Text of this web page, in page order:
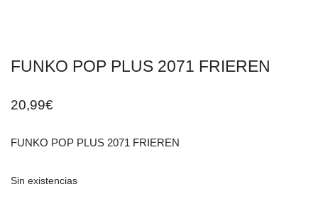
FUNKO POP PLUS 2071 FRIEREN
20,99€
FUNKO POP PLUS 2071 FRIEREN
Sin existencias